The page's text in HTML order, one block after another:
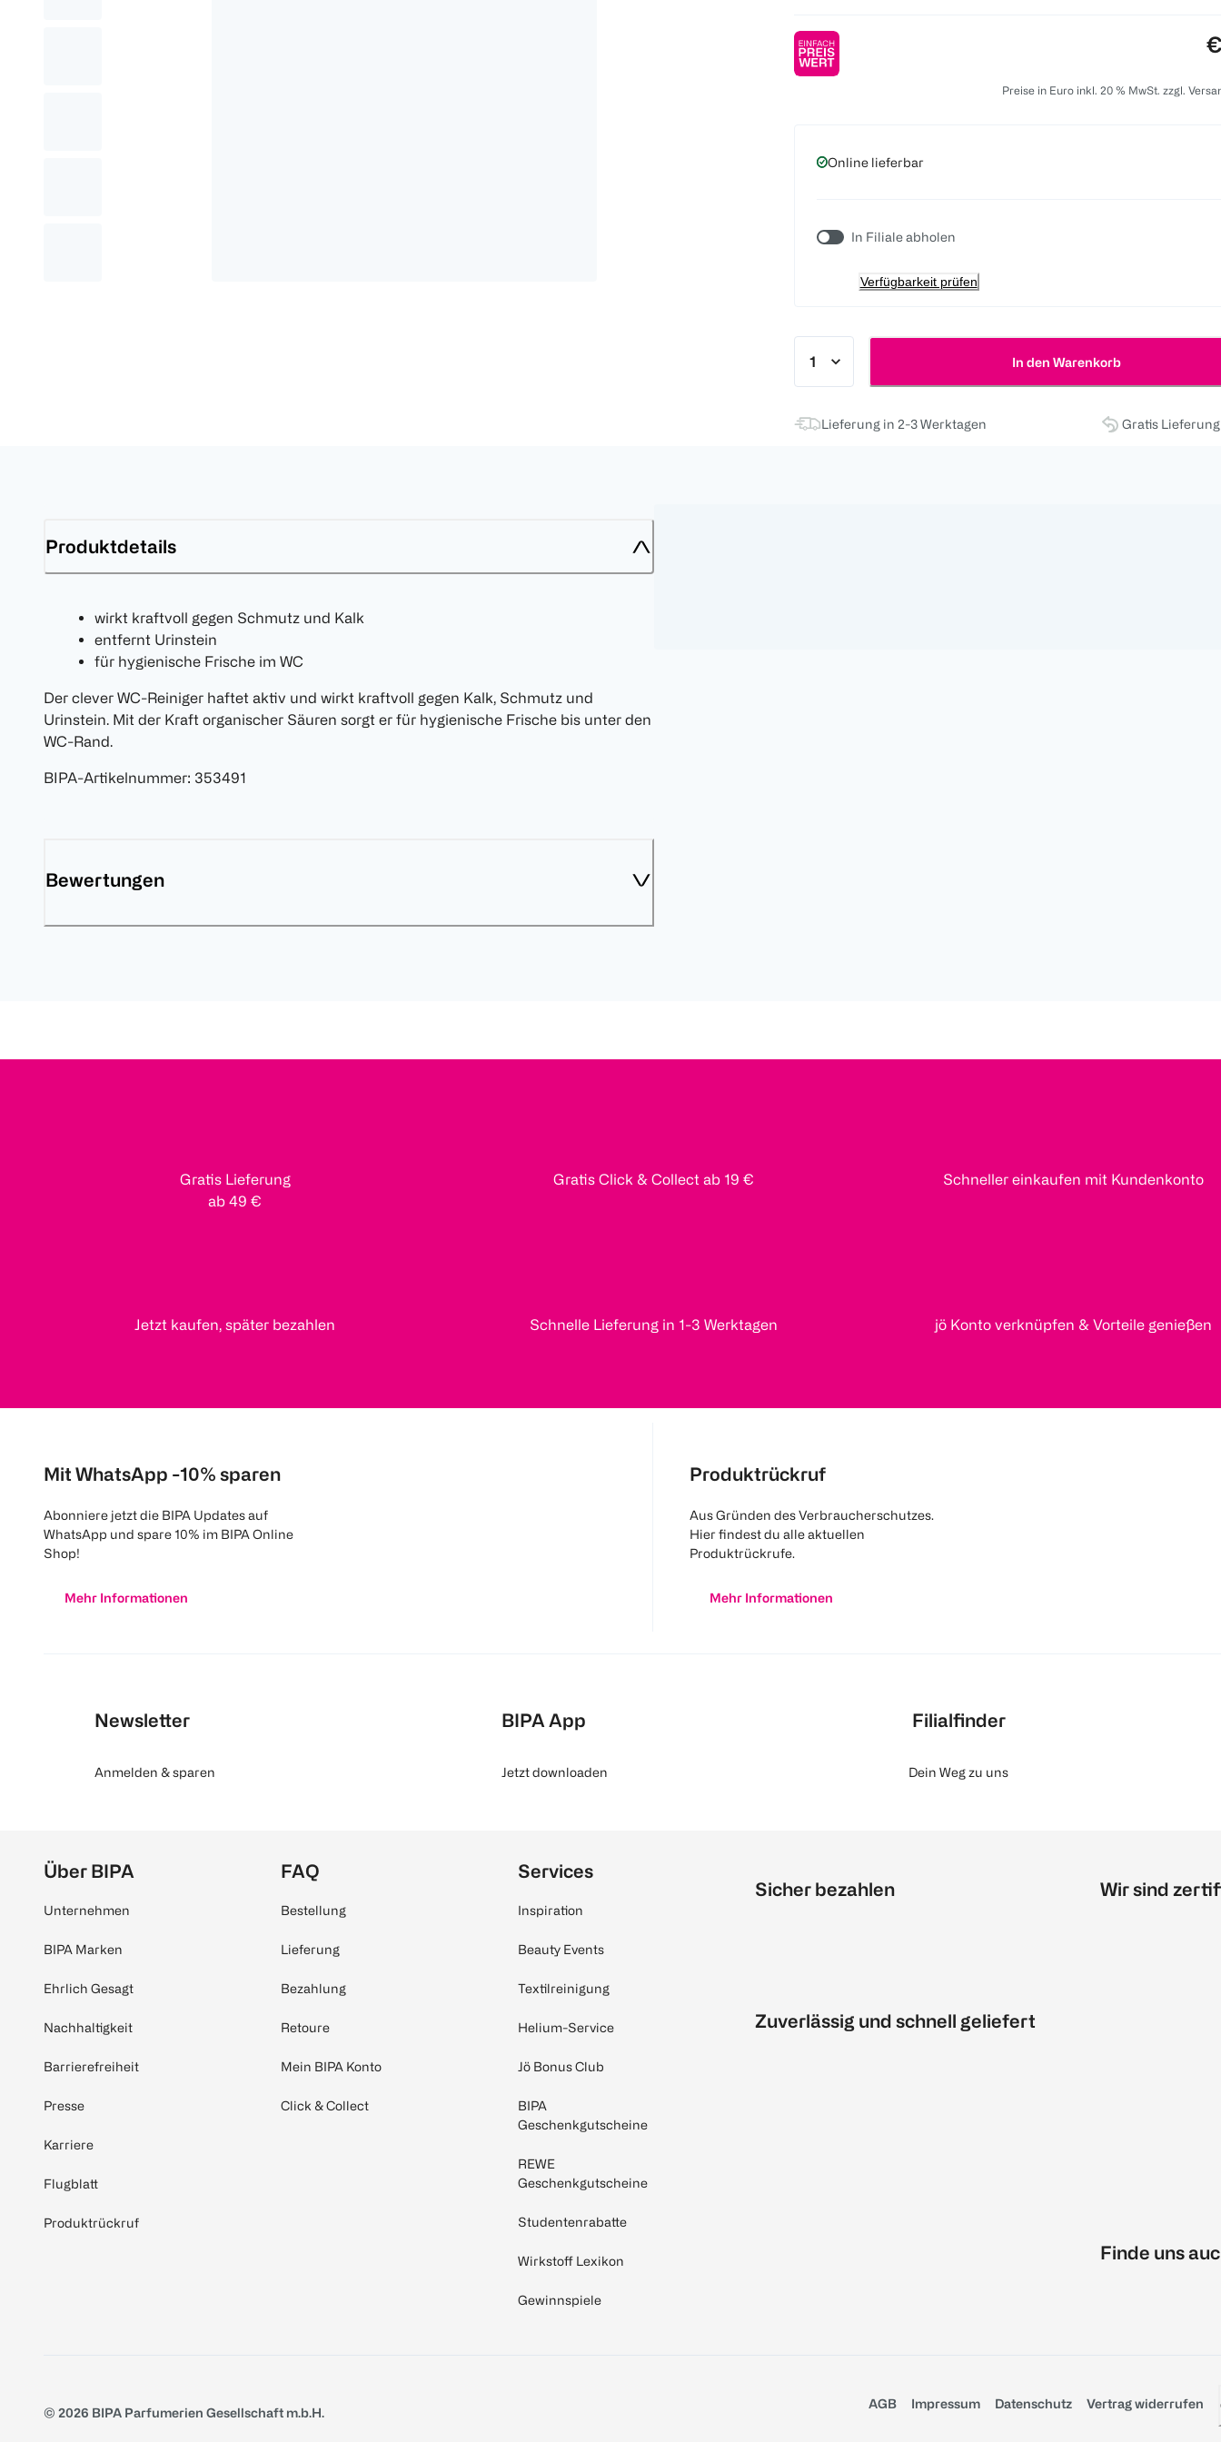
Preise in Euro inkl. 20 % MwSt. zzgl.
Online lieferbar
In Filiale abholen
Verfügbarkeit prüfen
In den Warenkorb
Lieferung in 2-3 Werktagen Gratis
Produktdetails
wirkt kraftvoll gegen Schmutz und Kalk
entfernt Urinstein
für hygienische Frische im WC
Der clever WC-Reiniger haftet aktiv und wirkt kraftvoll gegen Kalk, Schmutz und
Urinstein. Mit der Kraft organischer Säuren sorgt er für hygienische Frische bis unter den
WC-Rand.
BIPA-Artikelnummer: 353491
Bewertungen
Gratis Lieferung
ab 49 €
Gratis Click & Collect ab 19 € Schneller einkaufen mit Kundenkonto
Jetzt kaufen, später bezahlen Schnelle Lieferung in 1-3 Werktagen jö Konto verknüpfen & Vorteile genießen
Mit WhatsApp -10% sparen
Abonniere jetzt die BIPA Updates auf
WhatsApp und spare 10% im BIPA Online
Shop!
Mehr Informationen
Produktrückruf
Aus Gründen des Verbraucherschutzes.
Hier findest du alle aktuellen
Produktrückrufe.
Mehr Informationen
Newsletter
Anmelden & sparen
BIPA App
Jetzt downloaden
Filialfinder
Dein Weg zu uns
Über BIPA
Unternehmen
BIPA Marken
Ehrlich Gesagt
Nachhaltigkeit
Barrierefreiheit
Presse
Karriere
Flugblatt
Produktrückruf
FAQ
Bestellung
Lieferung
Bezahlung
Retoure
Mein BIPA Konto
Click & Collect
Services
Inspiration
Beauty Events
Textilreinigung
Helium-Service
Jö Bonus Club
BIPA
Geschenkgutscheine
REWE
Geschenkgutscheine
Studentenrabatte
Wirkstoff Lexikon
Gewinnspiele
Sicher bezahlen
Zuverlässig und schnell geliefert
Wir sind
Finde uns
© 2026 BIPA Parfumerien Gesellschaft m.b.H.
AGB Impressum Datenschutz Vertrag widerrufen